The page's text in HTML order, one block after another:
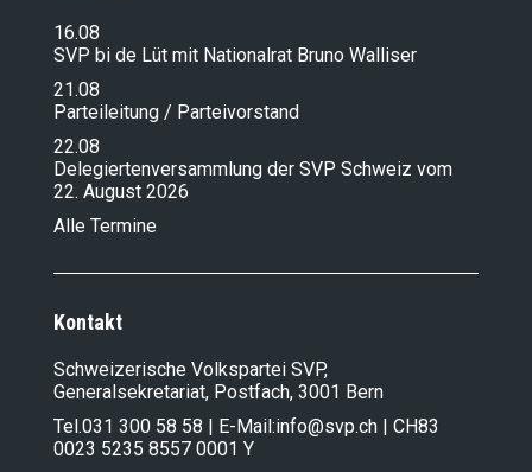
16.08
SVP bi de Lüt mit Nationalrat Bruno Walliser
21.08
Parteileitung / Parteivorstand
22.08
Delegiertenversammlung der SVP Schweiz vom
22. August 2026
Alle Termine
Kontakt
Schweizerische Volkspartei SVP,
Generalsekretariat, Postfach, 3001 Bern
Tel.031 300 58 58 | E-Mail:info@svp.ch | CH83
0023 5235 8557 0001 Y